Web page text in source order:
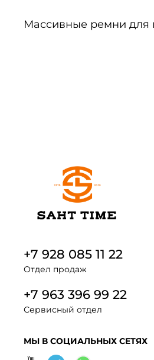
Массивные ремни для
+7 928 085 11 22
Отдел продаж
+7 963 396 99 22
Сервисный отдел
МЫ В СОЦИАЛЬНЫХ СЕТЯХ